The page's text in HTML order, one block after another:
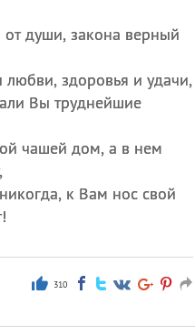
души, закона верный
любви, здоровья и удачи,
Вы труднейшие
чашей дом, а в нем
к Вам нос свой
310